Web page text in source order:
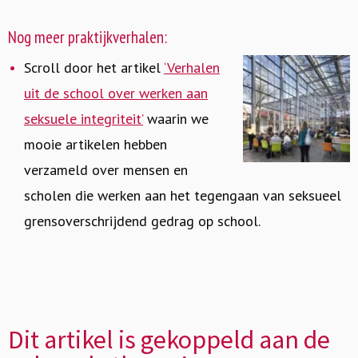
Nog meer praktijkverhalen:
Scroll door het artikel ‘Verhalen
uit de school over werken aan
seksuele integriteit’waarin we
mooie artikelen hebben
verzameld over mensen en
scholen die werken aan het tegengaan van seksueel
grensoverschrijdend gedrag op school.
Dit artikel is gekoppeld aan de